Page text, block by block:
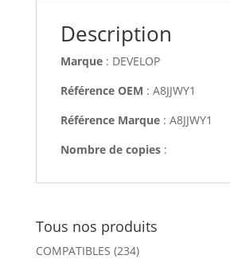
Description
Marque: DEVELOP
Référence OEM : A8JJWY1
Référence Marque: A8JJWY1
Nombre de copies:
Tous nos produits
COMPATIBLES (234)